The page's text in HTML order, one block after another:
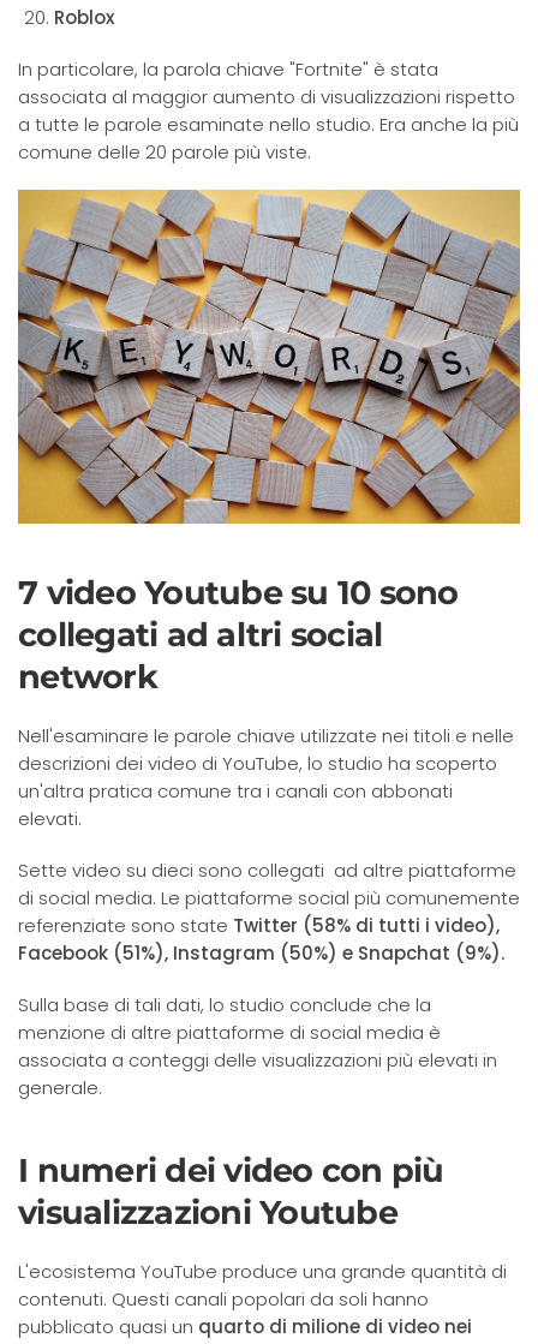
Roblox
In particolare, la parola chiave "Fortnite" è stata
associata al maggior aumento di visualizzazioni rispetto
a tutte le parole esaminate nello studio. Era anche la più
comune delle 20 parole più viste.
7 video Youtube su 10 sono
collegati ad altri social
network
Nell'esaminare le parole chiave utilizzate nei titoli e nelle
descrizioni dei video di YouTube, lo studio ha scoperto
un'altra pratica comune tra i canali con abbonati
elevati.
Sette video su dieci sono collegati ad altre piattaforme
di social media. Le piattaforme social più comunemente
referenziate sono state Twitter (58% di tutti i video),
Facebook (51%), Instagram (50%) e Snapchat (9%).
Sulla base di tali dati, lo studio conclude che la
menzione di altre piattaforme di social media è
associata a conteggi delle visualizzazioni più elevati in
generale.
I numeri dei video con più
visualizzazioni Youtube
L'ecosistema YouTube produce una grande quantità di
contenuti. Questi canali popolari da soli hanno
pubblicato quasi un quarto di milione di video nei